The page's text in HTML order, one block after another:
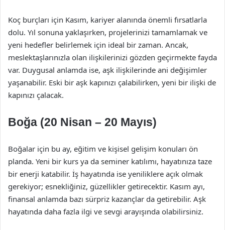
Koç burçları için Kasım, kariyer alanında önemli fırsatlarla
dolu. Yıl sonuna yaklaşırken, projelerinizi tamamlamak ve
yeni hedefler belirlemek için ideal bir zaman. Ancak,
meslektaşlarınızla olan ilişkilerinizi gözden geçirmekte fayda
var. Duygusal anlamda ise, aşk ilişkilerinde ani değişimler
yaşanabilir. Eski bir aşk kapınızı çalabilirken, yeni bir ilişki de
kapınızı çalacak.
Boğa (20 Nisan – 20 Mayıs)
Boğalar için bu ay, eğitim ve kişisel gelişim konuları ön
planda. Yeni bir kurs ya da seminer katılımı, hayatınıza taze
bir enerji katabilir. İş hayatında ise yeniliklere açık olmak
gerekiyor; esnekliğiniz, güzellikler getirecektir. Kasım ayı,
finansal anlamda bazı sürpriz kazançlar da getirebilir. Aşk
hayatında daha fazla ilgi ve sevgi arayışında olabilirsiniz.